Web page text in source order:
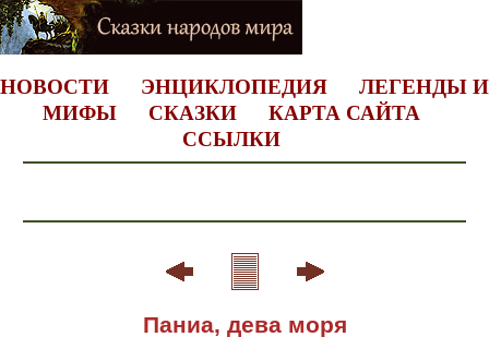
НОВОСТИ ЭНЦИКЛОПЕДИЯ
ЛЕГЕНДЫ И
МИФЫ
СКАЗКИ
КАРТА САЙТА
ССЫЛКИ
Паниа, дева моря